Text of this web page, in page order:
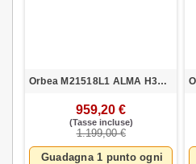
Orbea M21518L1 ALMA H30 M AZU-ROJ
959,20 €
(Tasse incluse)
1.199,00 €
Guadagna 1 punto ogni